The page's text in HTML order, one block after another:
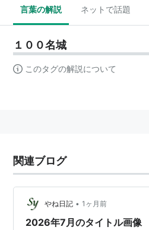
言葉の解説 ネットで話題
１００名城
このタグの解説について
関連ブログ
やね日記 • 1ヶ月前
2026年7月のタイトル画像